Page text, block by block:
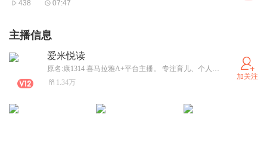
438 07:47
主播信息
爱米悦读
原名:康1314 喜马拉雅A+平台主播。 专注育儿、个人成长、心理疗愈系书籍录制
1.34万
加关注